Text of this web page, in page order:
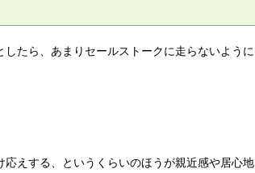
たら、あまりセールストークに走らないように
えする、というくらいのほうが親近感や居心地